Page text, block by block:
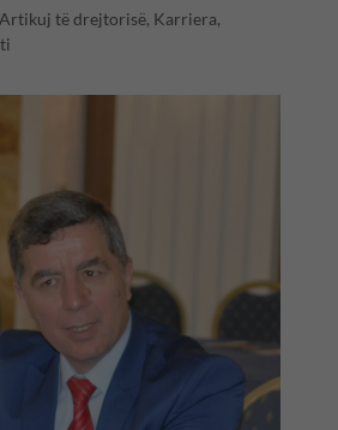
Artikuj të drejtorisë, Karriera,